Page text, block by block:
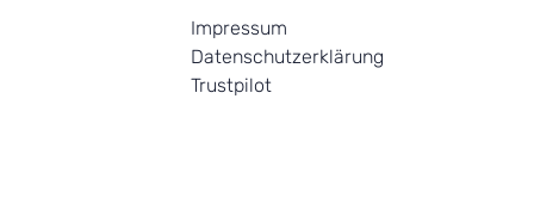
Impressum
Datenschutzerklärung
Trustpilot